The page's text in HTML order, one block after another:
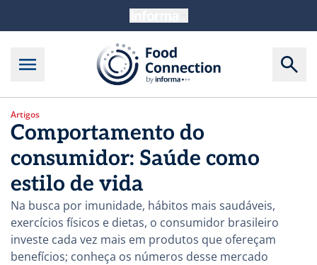
Artigos
Comportamento do
consumidor: Saúde como
estilo de vida
Na busca por imunidade, hábitos mais saudáveis,
exercícios físicos e dietas, o consumidor brasileiro
investe cada vez mais em produtos que ofereçam
benefícios; conheça os números desse mercado